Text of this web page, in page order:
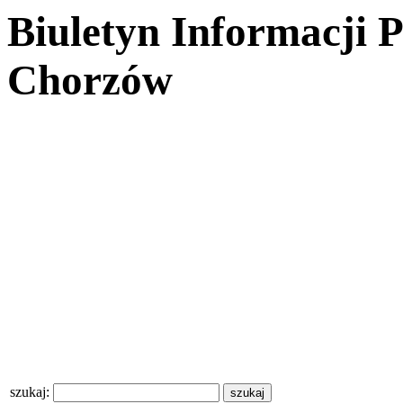
Biuletyn Informacji
Chorzów
szukaj: